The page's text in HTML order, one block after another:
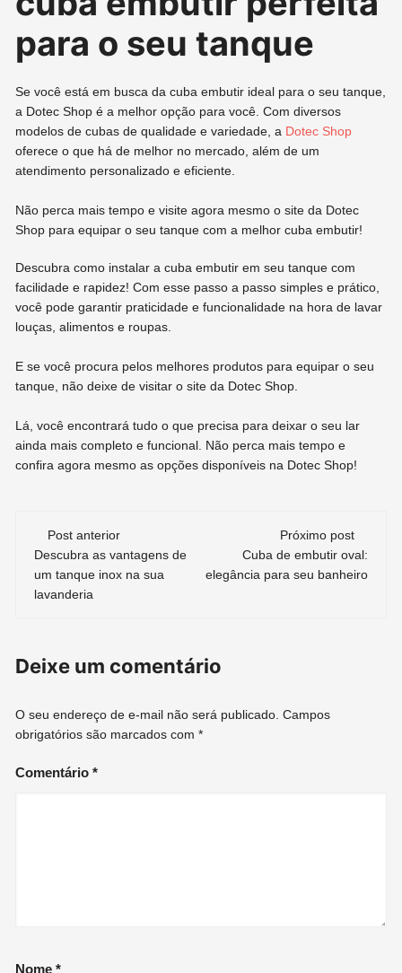
para o seu tanque
Se você está em busca da cuba embutir ideal para o seu tanque,
a Dotec Shop é a melhor opção para você. Com diversos
modelos de cubas de qualidade e variedade, a Dotec Shop
oferece o que há de melhor no mercado, além de um
atendimento personalizado e eficiente.
Não perca mais tempo e visite agora mesmo o site da Dotec
Shop para equipar o seu tanque com a melhor cuba embutir!
Descubra como instalar a cuba embutir em seu tanque com
facilidade e rapidez! Com esse passo a passo simples e prático,
você pode garantir praticidade e funcionalidade na hora de lavar
louças, alimentos e roupas.
E se você procura pelos melhores produtos para equipar o seu
tanque, não deixe de visitar o site da Dotec Shop.
Lá, você encontrará tudo o que precisa para deixar o seu lar
ainda mais completo e funcional. Não perca mais tempo e
confira agora mesmo as opções disponíveis na Dotec Shop!
Navegação
de
post
Post anterior
Descubra as vantagens de
um tanque inox na sua
lavanderia
Próximo post
Cuba de embutir oval:
elegância para seu banheiro
Deixe um comentário
O seu endereço de e-mail não será publicado. Campos
obrigatórios são marcados com*
Comentário*
Nome*